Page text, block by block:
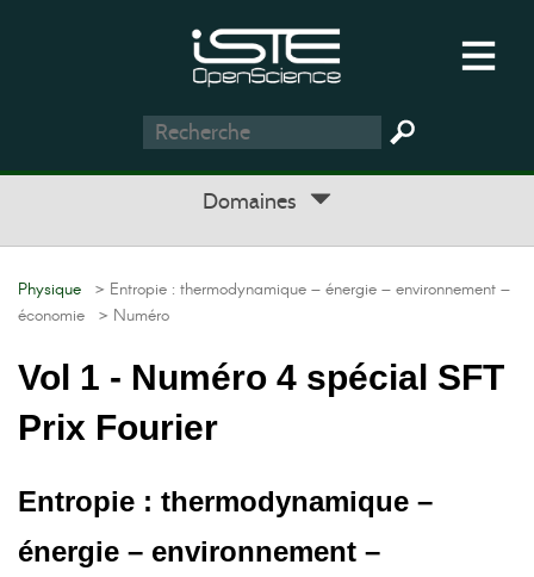
Domaines
Physique > Entropie : thermodynamique – énergie – environnement –
économie > Numéro
Vol 1 - Numéro 4 spécial SFT
Prix Fourier
Entropie : thermodynamique –
énergie – environnement –